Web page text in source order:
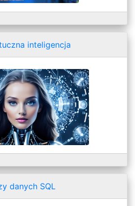
inteligencja
danych SQL